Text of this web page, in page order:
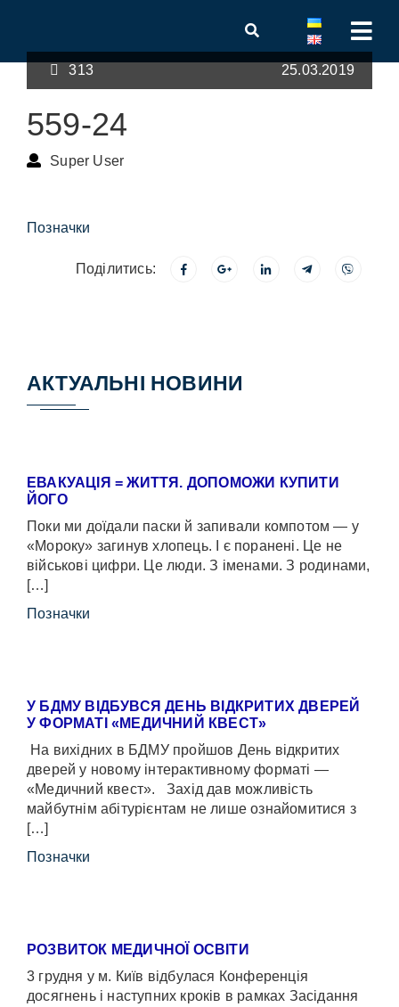
313 25.03.2019
559-24
Super User
Позначки
Поділитись:
АКТУАЛЬНІ НОВИНИ
ЕВАКУАЦІЯ = ЖИТТЯ. ДОПОМОЖИ КУПИТИ
ЙОГО
Поки ми доїдали паски й запивали компотом — у
«Мороку» загинув хлопець. І є поранені. Це не
військові цифри. Це люди. З іменами. З родинами,
[…]
Позначки
У БДМУ ВІДБУВСЯ ДЕНЬ ВІДКРИТИХ ДВЕРЕЙ
У ФОРМАТІ «МЕДИЧНИЙ КВЕСТ»
На вихідних в БДМУ пройшов День відкритих
дверей у новому інтерактивному форматі —
«Медичний квест». Захід дав можливість
майбутнім абітурієнтам не лише ознайомитися з
[…]
Позначки
РОЗВИТОК МЕДИЧНОЇ ОСВІТИ
3 грудня у м. Київ відбулася Конференція
досягнень і наступних кроків в рамках Засідання